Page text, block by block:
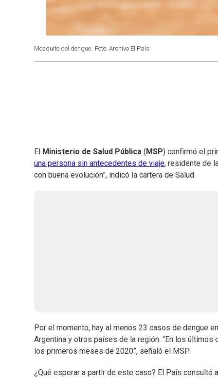
Mosquito del dengue. Foto: Archivo El País
El Ministerio de Salud Pública ( MSP) confirmó el
una persona sin antecedentes de viaje, residente de
con buena evolución”, indicó la cartera de Salud.
Por el momento, hay al menos 23 casos de dengue
Argentina y otros países de la región. “En los
los primeros meses de 2020”, señaló el MSP.
¿Qué esperar a partir de este caso? El País consultó a